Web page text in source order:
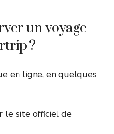
un voyage
?
en ligne, en quelques
le site officiel de